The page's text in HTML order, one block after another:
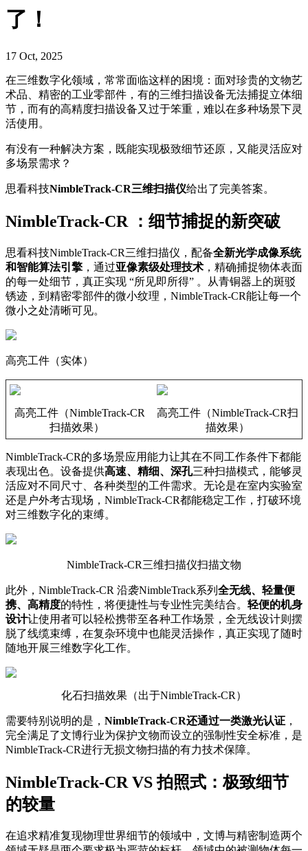
了！
17 Oct, 2025
在三维数字化领域，常常面临这样的困境：面对珍贵的文物艺
术品、精密的工业零部件，有的三维扫描设备无法捕捉立体细
节，而有的高精度扫描设备又过于笨重，难以在多种场景下灵
活使用。
有没有一种解决方案，既能实现极致细节还原，又能灵活应对
多场景需求？
思看科技NimbleTrack-CR三维扫描仪给出了完美答案。
NimbleTrack-CR ：细节捕捉的新突破
思看科技NimbleTrack-CR三维扫描仪，配备全新光学成像系统
和智能算法引擎 ，通过亚像素级处理技术 ，精确捕捉物体表面
的每一处细节，真正实现 “所见即所得” 。从青铜器上的斑驳
锈迹，到精密零部件的微小纹理，NimbleTrack-CR能让每一个
微小之处清晰可见。
高亮工件（实体）
高亮工件（NimbleTrack-CR
扫描效果）
高亮工件（NimbleTrack-CR扫
描效果）
NimbleTrack-CR的多场景应用能力让其在不同工作条件下都能
表现出色。设备提供高速、精细、深孔三种扫描模式，能够灵
活应对不同尺寸、各种类型的工件需求。无论是在室内实验室
还是户外考古现场，NimbleTrack-CR都能稳定工作，打破环境
对三维数字化的束缚。
NimbleTrack-CR三维扫描仪扫描文物
此外，NimbleTrack-CR 沿袭NimbleTrack系列 全无线、轻量便
携、高精度的特性，将便捷性与专业性完美结合。 轻便的机身
设计让使用者可以轻松携带至各种工作场景，全无线设计则摆
脱了线缆束缚，在复杂环境中也能灵活操作，真正实现了随时
随地开展三维数字化工作。
化石扫描效果（出于NimbleTrack-CR）
需要特别说明的是， NimbleTrack-CR还通过一类激光认证 ，
完全满足了文博行业为保护文物而设立的强制性安全标准，是
NimbleTrack-CR进行无损文物扫描的有力技术保障。
NimbleTrack-CR VS 拍照式：极致细节
的较量
在追求精准复现物理世界细节的领域中，文博与精密制造两个